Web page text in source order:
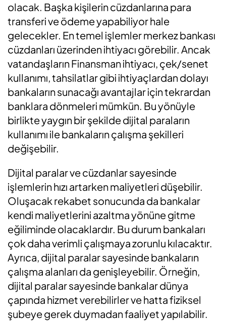
olacak. Başka kişilerin cüzdanlarına para
transferi ve ödeme yapabiliyor hale
gelecekler. En temel işlemler merkez bankası
cüzdanları üzerinden ihtiyacı görebilir. Ancak
vatandaşların Finansman ihtiyacı, çek/senet
kullanımı, tahsilatlar gibi ihtiyaçlardan dolayı
bankaların sunacağı avantajlar için tekrardan
banklara dönmeleri mümkün. Bu yönüyle
birlikte yaygın bir şekilde dijital paraların
kullanımı ile bankaların çalışma şekilleri
değişebilir.
Dijital paralar ve cüzdanlar sayesinde
işlemlerin hızı artarken maliyetleri düşebilir.
Oluşacak rekabet sonucunda da bankalar
kendi maliyetlerini azaltma yönüne gitme
eğiliminde olacaklardır. Bu durum bankaları
çok daha verimli çalışmaya zorunlu kılacaktır.
Ayrıca, dijital paralar sayesinde bankaların
çalışma alanları da genişleyebilir. Örneğin,
dijital paralar sayesinde bankalar dünya
çapında hizmet verebilirler ve hatta fiziksel
şubeye gerek duymadan faaliyet yapılabilir.